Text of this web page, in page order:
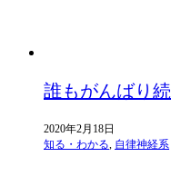
誰もがんばり
2020年2月18日
知る・わかる 自律神経系